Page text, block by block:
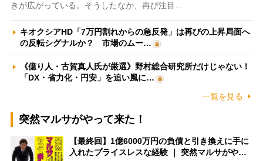
きが広がっている。そうしたなか、再び注目…
キオクシアHD「7万円割れからの急反発」は再びの上昇局面へ
の反転シグナルか？ 市場のムー…
《億り人・古賀真人氏が厳選》野村総合研究所だけじゃない！
「DX・省力化・円安」を追い風に…
一覧を見る
突然マルサがやって来た！
【最終回】1億6000万円の負債と引き換えに手に
入れたプライスレスな経験 ｜ 突然マルサがや…